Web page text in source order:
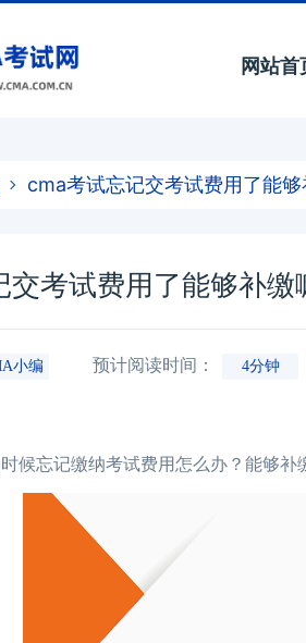
网站首
cma考试忘记交考试费用了能
交考试费用了能够补
小编 预计阅读时间： 4分钟
忘记缴纳考试费用怎么办？能够补